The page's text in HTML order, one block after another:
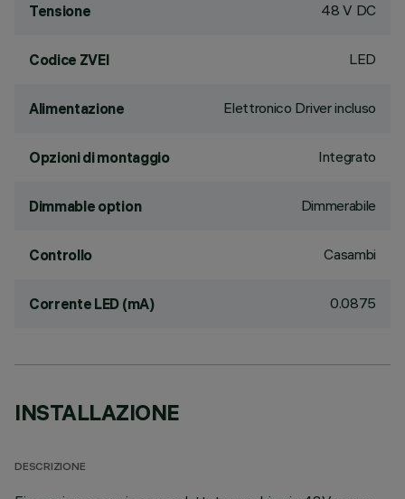
Tensione 48 V DC
Codice ZVEI LED
Alimentazione Elettronico Driver incluso
Opzioni di montaggio Integrato
Dimmable option Dimmerabile
Controllo Casambi
Corrente LED (mA) 0.0875
INSTALLAZIONE
DESCRIZIONE